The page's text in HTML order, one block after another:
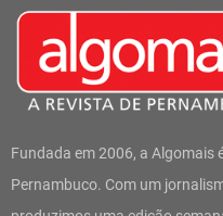
Fundada em 2006, a Algomais
Pernambuco. Com um